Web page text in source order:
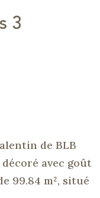
3
de BLB
avec goût
99.84 m², situé